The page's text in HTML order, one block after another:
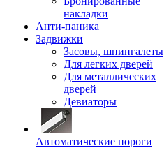
накладки
Анти-паника
Задвижки
Засовы, шпингалеты
Для легких дверей
Для металлических
дверей
Девиаторы
Автоматические пороги